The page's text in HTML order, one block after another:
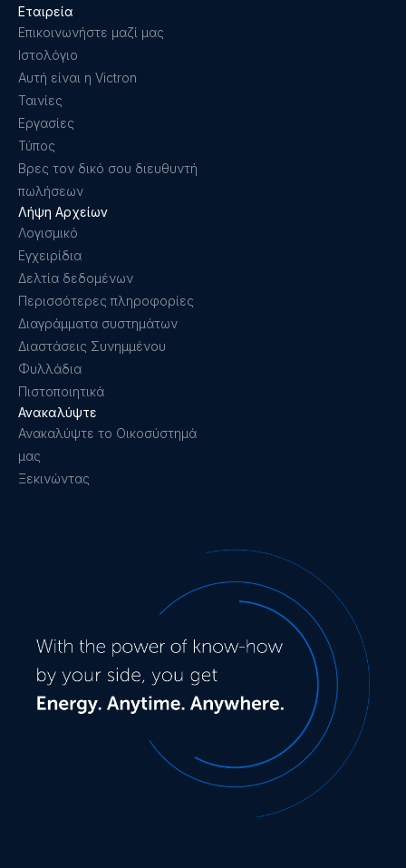
Ανακαλύψτε
Ανακαλύψτε το Οικοσύστημά
μας
Ξεκινώντας
Λήψη Αρχείων
Λογισμικό
Εγχειρίδια
Δελτία δεδομένων
Περισσότερες πληροφορίες
Διαγράμματα συστημάτων
Διαστάσεις Συνημμένου
Φυλλάδια
Πιστοποιητικά
Εταιρεία
Επικοινωνήστε μαζί μας
Ιστολόγιο
Αυτή είναι η Victron
Ταινίες
Εργασίες
Τύπος
Βρες τον δικό σου διευθυντή
πωλήσεων